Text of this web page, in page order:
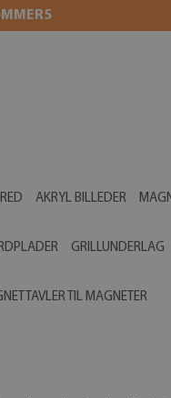
AKRYL BILLEDER
GRILLUNDERLAG
TIL MAGNETER